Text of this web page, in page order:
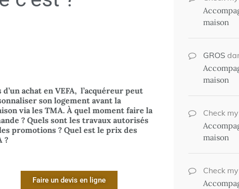
d’un achat en VEFA, l’acquéreur peut
son logement avant la
via les TMA. À quel moment faire la
? Quels sont les travaux autorisés
promotions ? Quel est le prix des
?
Faire un devis en ligne
maison
GROS
maison
Check
maison
Check